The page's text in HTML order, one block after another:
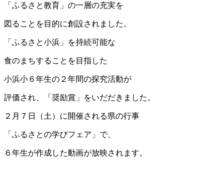
「ふるさと教育」の一層の充実を
図ることを目的に創設されました。
「ふるさと小浜」を持続可能な
食のまちすることを目指した
小浜小６年生の２年間の探究活動が
評価され、「奨励賞」をいだだきました。
２月７日（土）に開催される県の行事
「ふるさとの学びフェア」で、
６年生が作成した動画が放映されます。